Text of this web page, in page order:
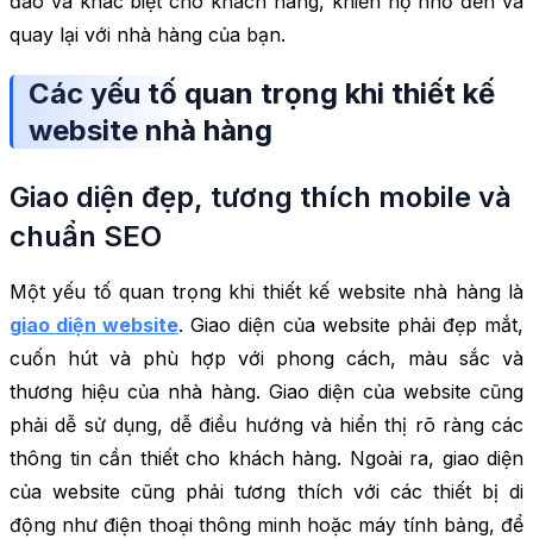
quay lại với nhà hàng của bạn.
Các yếu tố quan trọng khi thiết kế
website nhà hàng
Giao diện đẹp, tương thích mobile và
chuẩn SEO
Một yếu tố quan trọng khi thiết kế website nhà hàng là
giao diện website. Giao diện của website phải đẹp mắt,
cuốn hút và phù hợp với phong cách, màu sắc và
thương hiệu của nhà hàng. Giao diện của website cũng
phải dễ sử dụng, dễ điều hướng và hiển thị rõ ràng các
thông tin cần thiết cho khách hàng. Ngoài ra, giao diện
của website cũng phải tương thích với các thiết bị di
động như điện thoại thông minh hoặc máy tính bảng, để